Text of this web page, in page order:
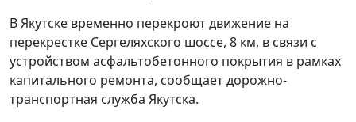
В Якутске временно перекроют движение на
перекрестке Сергеляхского шоссе, 8 км, в связи с
устройством асфальтобетонного покрытия в рамках
капитального ремонта, сообщает дорожно-
транспортная служба Якутска.